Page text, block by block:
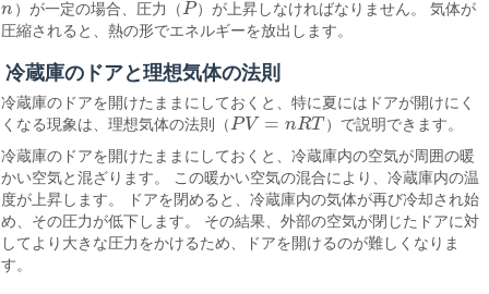
n
n ）が一定の場合、圧力（P
P ）が上昇しなければなりません。 気体が
圧縮されると、熱の形でエネルギーを放出します。
冷蔵庫のドアと理想気体の法則
冷蔵庫のドアを開けたままにしておくと、特に夏にはドアが開けにく
くなる現象は、理想気体の法則（PV = nRT
PV= nR T
）で説明できます。
冷蔵庫のドアを開けたままにしておくと、冷蔵庫内の空気が周囲の暖
かい空気と混ざります。 この暖かい空気の混合により、冷蔵庫内の温
度が上昇します。 ドアを閉めると、冷蔵庫内の気体が再び冷却され始
め、その圧力が低下します。 その結果、外部の空気が閉じたドアに対
してより大きな圧力をかけるため、ドアを開けるのが難しくなりま
す。